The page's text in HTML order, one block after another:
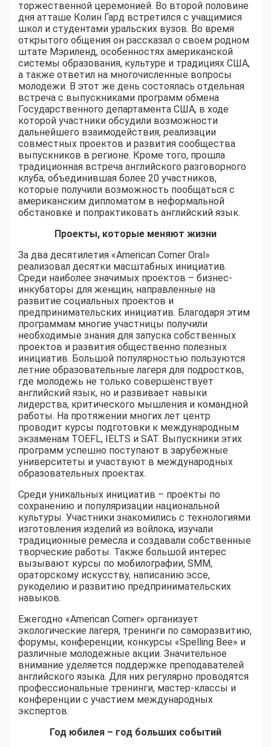
торжественной церемонией. Во второй половине
дня атташе Колин Гард встретился с учащимися
школ и студентами уральских вузов. Во время
открытого общения он рассказал о своем родном
штате Мэриленд, особенностях американской
системы образования, культуре и традициях США,
а также ответил на многочисленные вопросы
молодежи. В этот же день состоялась отдельная
встреча с выпускниками программ обмена
Государственного департамента США, в ходе
которой участники обсудили возможности
дальнейшего взаимодействия, реализации
совместных проектов и развития сообщества
выпускников в регионе. Кроме того, прошла
традиционная встреча английского разговорного
клуба, объединившая более 20 участников,
которые получили возможность пообщаться с
американским дипломатом в неформальной
обстановке и попрактиковать английский язык.
Проекты, которые меняют жизни
За два десятилетия «American Corner Oral»
реализовал десятки масштабных инициатив.
Среди наиболее значимых проектов – бизнес-
инкубаторы для женщин, направленные на
развитие социальных проектов и
предпринимательских инициатив. Благодаря этим
программам многие участницы получили
необходимые знания для запуска собственных
проектов и развития общественно полезных
инициатив. Большой популярностью пользуются
летние образовательные лагеря для подростков,
где молодежь не только совершенствует
английский язык, но и развивает навыки
лидерства, критического мышления и командной
работы. На протяжении многих лет центр
проводит курсы подготовки к международным
экзаменам TOEFL, IELTS и SAT. Выпускники этих
программ успешно поступают в зарубежные
университеты и участвуют в международных
образовательных проектах.
Среди уникальных инициатив – проекты по
сохранению и популяризации национальной
культуры. Участники знакомились с технологиями
изготовления изделий из войлока, изучали
традиционные ремесла и создавали собственные
творческие работы. Также большой интерес
вызывают курсы по мобилографии, SMM,
ораторскому искусству, написанию эссе,
рукоделию и развитию предпринимательских
навыков.
Ежегодно «American Corner» организует
экологические лагеря, тренинги по саморазвитию,
форумы, конференции, конкурсы «Spelling Bee» и
различные молодежные акции. Значительное
внимание уделяется поддержке преподавателей
английского языка. Для них регулярно проводятся
профессиональные тренинги, мастер-классы и
конференции с участием международных
экспертов.
Год юбилея – год больших событий